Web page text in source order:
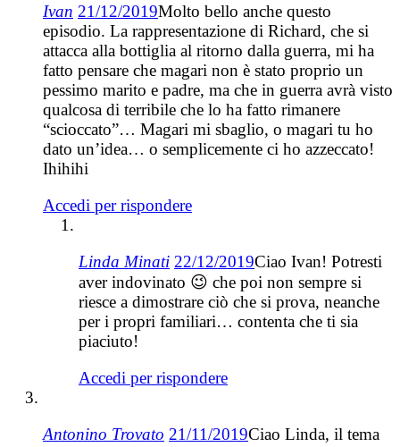
Ivan 21/12/2019Molto bello anche questo
episodio. La rappresentazione di Richard, che si
attacca alla bottiglia al ritorno dalla guerra, mi ha
fatto pensare che magari non è stato proprio un
pessimo marito e padre, ma che in guerra avrà visto
qualcosa di terribile che lo ha fatto rimanere
“scioccato”… Magari mi sbaglio, o magari tu ho
dato un’idea… o semplicemente ci ho azzeccato!
Ihihihi
Accedi per rispondere
Linda Minati 22/12/2019Ciao Ivan! Potresti
aver indovinato 😉 che poi non sempre si
riesce a dimostrare ciò che si prova, neanche
per i propri familiari… contenta che ti sia
piaciuto!
Accedi per rispondere
Antonino Trovato 21/11/2019Ciao Linda, il tema